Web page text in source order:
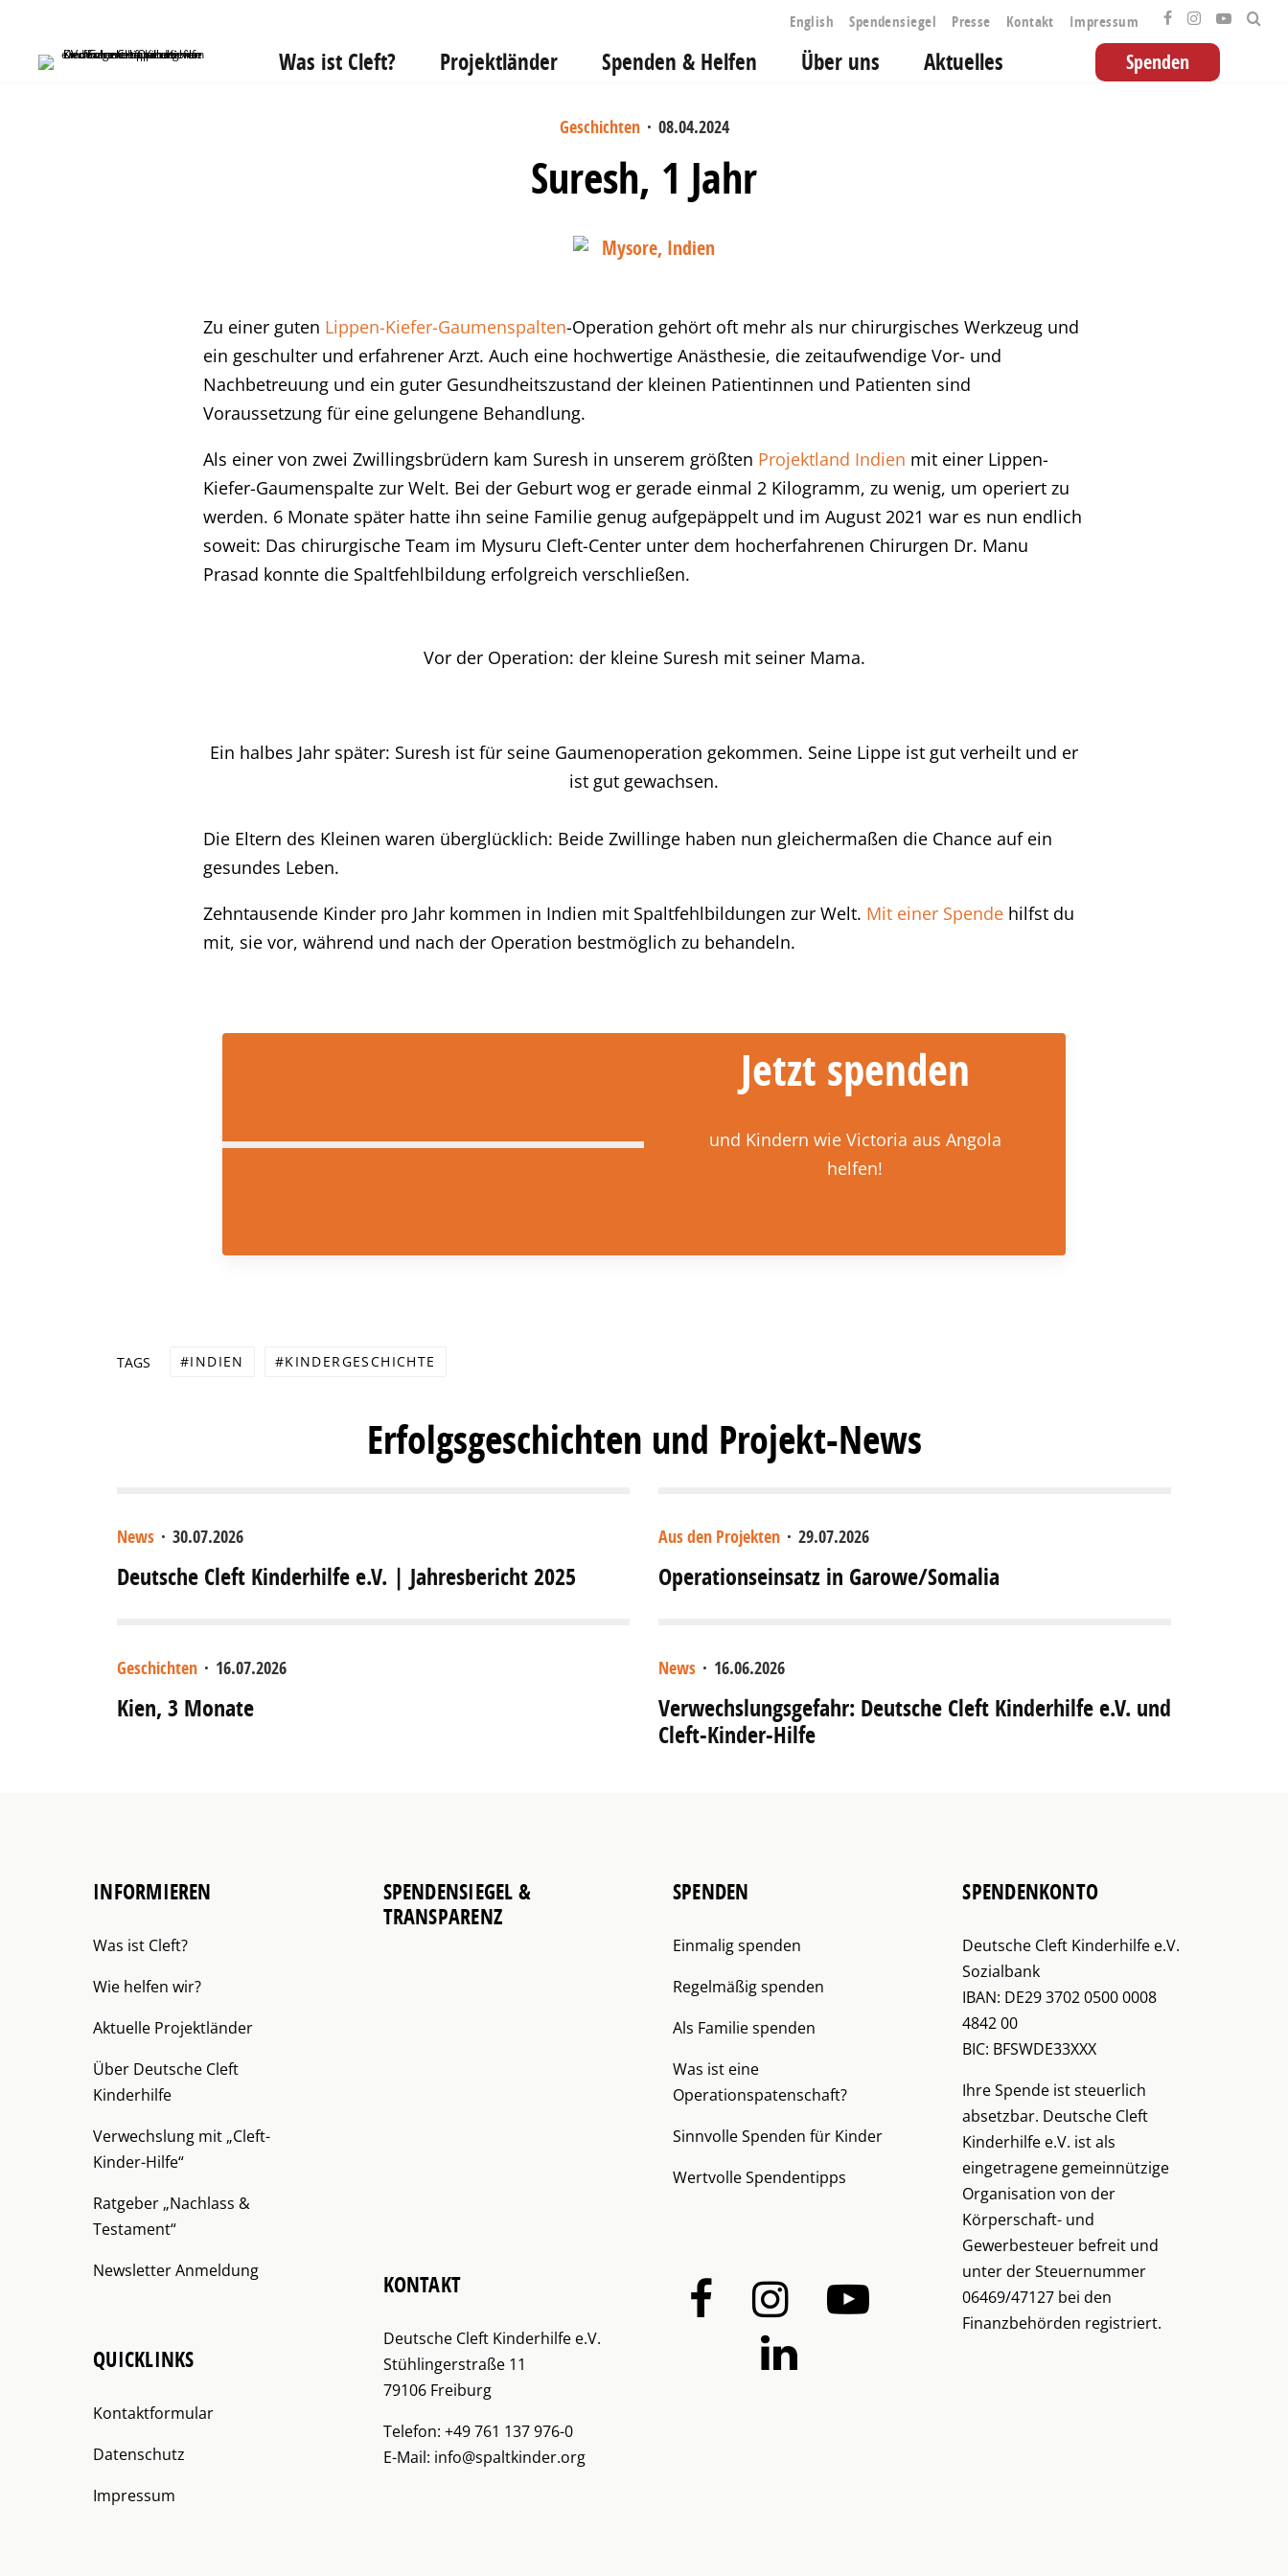
English Spendensiegel Presse Kontakt Impressum
Was ist Cleft? Projektländer Spenden & Helfen Über uns Aktuelles Spenden
Geschichten · 08.04.2024
Suresh, 1 Jahr
Mysore, Indien
Zu einer guten Lippen-Kiefer-Gaumenspalten-Operation gehört oft mehr als nur chirurgisches Werkzeug und
ein geschulter und erfahrener Arzt. Auch eine hochwertige Anästhesie, die zeitaufwendige Vor- und
Nachbetreuung und ein guter Gesundheitszustand der kleinen Patientinnen und Patienten sind
Voraussetzung für eine gelungene Behandlung.
Als einer von zwei Zwillingsbrüdern kam Suresh in unserem größten Projektland Indien mit einer Lippen-
Kiefer-Gaumenspalte zur Welt. Bei der Geburt wog er gerade einmal 2 Kilogramm, zu wenig, um operiert zu
werden. 6 Monate später hatte ihn seine Familie genug aufgepäppelt und im August 2021 war es nun endlich
soweit: Das chirurgische Team im Mysuru Cleft-Center unter dem hocherfahrenen Chirurgen Dr. Manu
Prasad konnte die Spaltfehlbildung erfolgreich verschließen.
Vor der Operation: der kleine Suresh mit seiner Mama.
Ein halbes Jahr später: Suresh ist für seine Gaumenoperation gekommen. Seine Lippe ist gut verheilt und er
ist gut gewachsen.
Die Eltern des Kleinen waren überglücklich: Beide Zwillinge haben nun gleichermaßen die Chance auf ein
gesundes Leben.
Zehntausende Kinder pro Jahr kommen in Indien mit Spaltfehlbildungen zur Welt. Mit einer Spende hilfst du
mit, sie vor, während und nach der Operation bestmöglich zu behandeln.
Jetzt spenden
und Kindern wie Victoria aus Angola
helfen!
TAGS INDIEN KINDERGESCHICHTE
Erfolgsgeschichten und Projekt-News
News · 30.07.2026
Deutsche Cleft Kinderhilfe e.V. | Jahresbericht 2025
Aus den Projekten · 29.07.2026
Operationseinsatz in Garowe/Somalia
Geschichten · 16.07.2026
Kien, 3 Monate
News · 16.06.2026
Verwechslungsgefahr: Deutsche Cleft Kinderhilfe e.V. und
Cleft-Kinder-Hilfe
INFORMIEREN
Was ist Cleft?
Wie helfen wir?
Aktuelle Projektländer
Über Deutsche Cleft
Kinderhilfe
Verwechslung mit „Cleft-
Kinder-Hilfe“
Ratgeber „Nachlass &
Testament“
Newsletter Anmeldung
QUICKLINKS
Kontaktformular
Datenschutz
Impressum
SPENDENSIEGEL &
TRANSPARENZ
KONTAKT
Deutsche Cleft Kinderhilfe e.V.
Stühlingerstraße 11
79106 Freiburg
Telefon: +49 761 137 976-0
E-Mail: info@spaltkinder.org
SPENDEN
Einmalig spenden
Regelmäßig spenden
Als Familie spenden
Was ist eine
Operationspatenschaft?
Sinnvolle Spenden für Kinder
Wertvolle Spendentipps
SPENDENKONTO
Deutsche Cleft Kinderhilfe e.V.
Sozialbank
IBAN: DE29 3702 0500 0008
4842 00
BIC: BFSWDE33XXX
Ihre Spende ist steuerlich
absetzbar. Deutsche Cleft
Kinderhilfe e.V. ist als
eingetragene gemeinnützige
Organisation von der
Körperschaft- und
Gewerbesteuer befreit und
unter der Steuernummer
06469/47127 bei den
Finanzbehörden registriert.